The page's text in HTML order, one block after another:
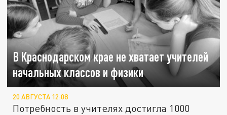
В Краснодарском крае не хватает учителей
начальных классов и физики
20 АВГУСТА 12:08
Потребность в учителях достигла 1000